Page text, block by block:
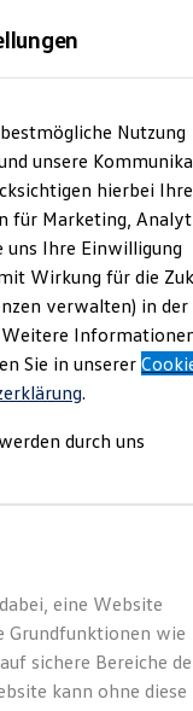
finden
& konfigurieren
Nutzung
unsere
hierbei Ihre
für Marketing,
uns Ihre Einwilligung
Wirkung für die
verwalten) in der
Sie in unserer
.
durch uns
eine Website
Grundfunktionen wie
sichere Bereiche
kann ohne diese